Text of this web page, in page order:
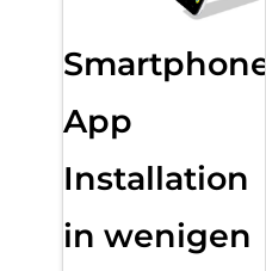
Smartphone
App
Installation
in wenigen